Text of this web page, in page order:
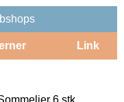
Link
6 stk.